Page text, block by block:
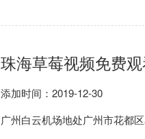
珠海草莓视频免费
添加时间：2019-12-30
广州白云机场地处广州市花都区